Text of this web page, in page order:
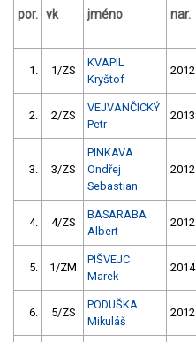
por. vk jméno nar.
1. 1/ZS
KVAPIL
Kryštof
2012
2. 2/ZS
VEJVANČICKÝ
Petr
2013
3. 3/ZS
PINKAVA
Ondřej
Sebastian
2012
4. 4/ZS
BASARABA
Albert
2012
5. 1/ZM
PIŠVEJC
Marek
2014
6. 5/ZS
PODUŠKA
Mikuláš
2012